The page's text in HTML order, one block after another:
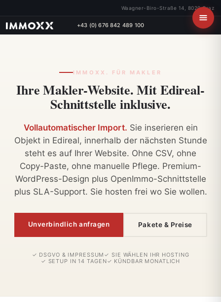
Waagner-Biro-Straße 14, 8020 Graz
+43 (0) 676 842 489 100
IMMOXX. FÜR MAKLER
Ihre Makler-Website.Mit Edireal-
Schnittstelle inklusive.
Vollautomatischer Import. Sie inserieren ein
Objekt in Edireal, innerhalb der nächsten Stunde
steht es auf Ihrer Website. Ohne CSV, ohne
Copy-Paste, ohne manuelle Pflege. Premium-
WordPress-Design plus OpenImmo-Schnittstelle
plus SLA-Support. Sie hosten frei wo Sie wollen.
Unverbindlich anfragen Pakete & Preise
✓ DSGVO & IMPRESSUM ✓ SIE WÄHLEN IHR HOSTING
✓ SETUP IN 14 TAGEN✓ KÜNDBAR MONATLICH